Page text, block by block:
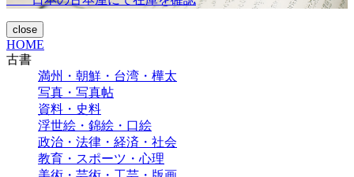
close
HOME
古書
満州・朝鮮・台湾・樺太
写真・写真帖
資料・史料
浮世絵・錦絵・口絵
政治・法律・経済・社会
教育・スポーツ・心理